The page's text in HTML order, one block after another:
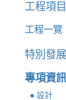
工程項目
工程一覽
特別發
專項資訊
● 設計